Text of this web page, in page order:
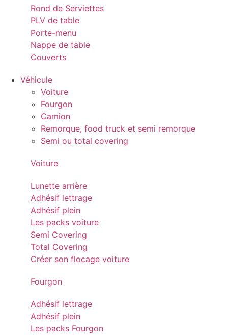
Rond de Serviettes
PLV de table
Porte-menu
Nappe de table
Couverts
Véhicule
Voiture
Fourgon
Camion
Remorque, food truck et semi remorque
Semi ou total covering
Voiture
Lunette arrière
Adhésif lettrage
Adhésif plein
Les packs voiture
Semi Covering
Total Covering
Créer son flocage voiture
Fourgon
Adhésif lettrage
Adhésif plein
Les packs Fourgon